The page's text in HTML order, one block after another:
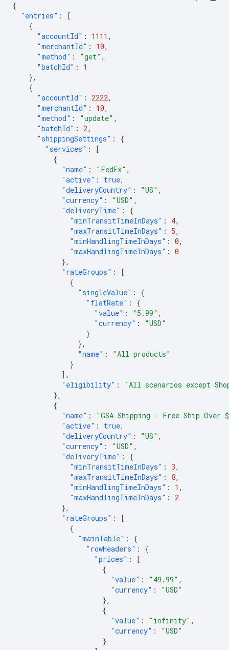
{
"entries" :
[
{
"accountId" : 1111 ,
"merchantId" : 10,
"method" : "get" ,
"batchId" :
1
},
{
"accountId" : 2222,
"merchantId" : 10,
"method" : "update" ,
"batchId" : 2,
"shippingSettings" :
{
"services" :
[
{
"name" : "FedEx" ,
"active" : true,
"deliveryCountry" : "US" ,
"currency" : "USD" ,
"deliveryTime" :
{
"minTransitTimeInDays" : 4,
"maxTransitTimeInDays" : 5,
"minHandlingTimeInDays" : 0,
"maxHandlingTimeInDays" : 0
},
"rateGroups" :
[
{
"singleValue" :
{
"flatRate" :
{
"value" : "5.99" ,
"currency" :
"USD"
}
},
"name" :
"All products"
}
],
"eligibility" :
"All scenarios except
},
{
"name" :
"GSA Shipping - Free Ship Over
"active" : true,
"deliveryCountry" : "US" ,
"currency" : "USD" ,
"deliveryTime" :
{
"minTransitTimeInDays" : 3,
"maxTransitTimeInDays" : 8,
"minHandlingTimeInDays" : 1 ,
"maxHandlingTimeInDays" :
2
},
"rateGroups" :
[
{
"mainTable" :
{
"rowHeaders" :
{
"prices" :
[
{
"value" : "49.99" ,
"currency" :
"USD"
},
{
"value" : "infinity" ,
"currency" :
"USD"
}